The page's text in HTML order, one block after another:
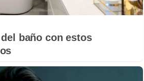
baño con estos